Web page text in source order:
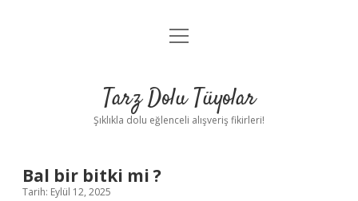
Anasayfa
Yasal Uyarı
menüyü
Tarz Dolu Tüyolar
Şıklıkla dolu eğlenceli alışveriş fikirleri!
Bal bir bitki mi ?
Tarih: Eylül 12, 2025